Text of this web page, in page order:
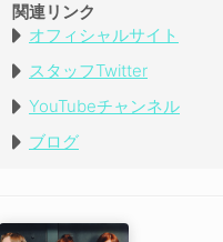
関連リンク
オフィシャルサイト
スタッフTwitter
YouTubeチャンネル
ブログ